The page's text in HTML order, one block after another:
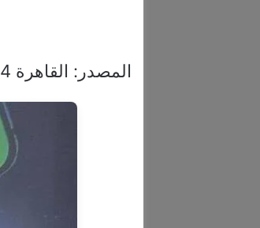
المصدر: القاهرة 24